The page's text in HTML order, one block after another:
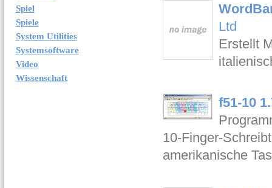
Spiel
Spiele
System Utilities
Systemsoftware
Video
Wissenschaft
Ltd
Erstellt
f51-10
10-Finger-
amerikanische